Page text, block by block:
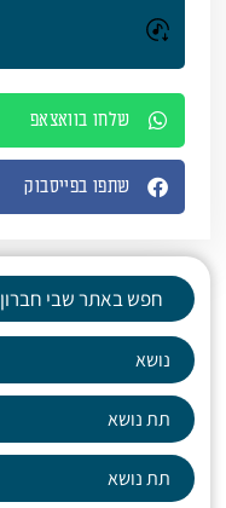
שלחו בוואצאפ
שתפו בפייסבוק